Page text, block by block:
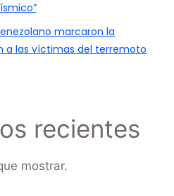
marcaron la
a las víctimas del terremoto
recientes
mostrar.